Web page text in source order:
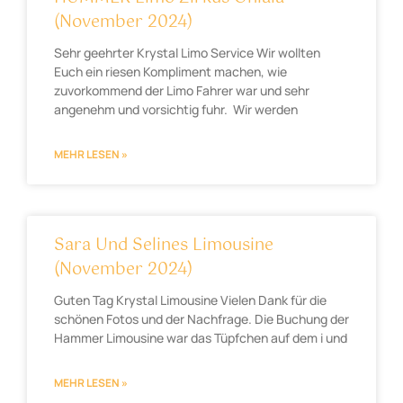
(November 2024)
Sehr geehrter Krystal Limo Service Wir wollten
Euch ein riesen Kompliment machen, wie
zuvorkommend der Limo Fahrer war und sehr
angenehm und vorsichtig fuhr. Wir werden
MEHR LESEN »
Sara Und Selines Limousine
(November 2024)
Guten Tag Krystal Limousine Vielen Dank für die
schönen Fotos und der Nachfrage. Die Buchung der
Hammer Limousine war das Tüpfchen auf dem i und
MEHR LESEN »